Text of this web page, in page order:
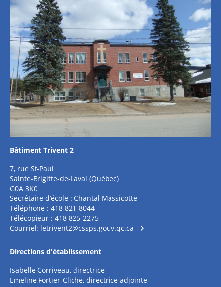
Bâtiment Trivent 2
7, rue St-Paul
Sainte-Brigitte-de-Laval (Québec)
G0A 3K0
Secrétaire d’école : Chantal Massicotte
Téléphone : 418 821-8044
Télécopieur : 418 825-2275
Courriel: letrivent2@cssps.gouv.qc.ca
Directions d'établissement
Isabelle Corriveau, directrice
Emeline Fortier-Cliche, directrice adjointe